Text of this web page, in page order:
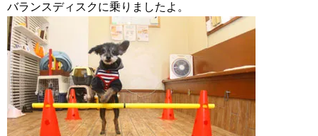
バランスディスクに乗りましたよ。